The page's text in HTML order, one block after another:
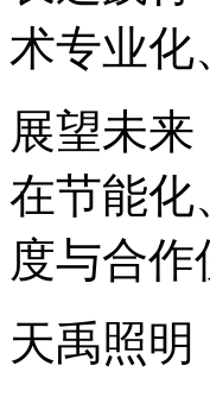
术专业化
展望未
在节能化
度与合
天禹照